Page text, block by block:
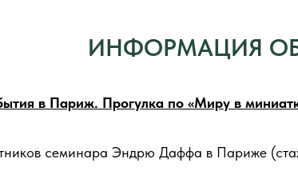
в Париж. Прогулка по «Миру в
семинара Эндрю Даффа в Париже
ИНФОРМАЦИЯ